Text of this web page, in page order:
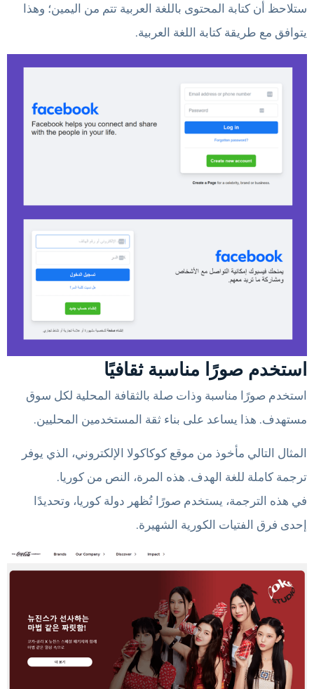
ستلاحظ أن كتابة المحتوى باللغة العربية تتم من اليمين؛ وهذا
يتوافق مع طريقة كتابة اللغة العربية.
استخدم صورًا مناسبة ثقافيًا
استخدم صورًا مناسبة وذات صلة بالثقافة المحلية لكل سوق
مستهدف. هذا يساعد على بناء ثقة المستخدمين المحليين.
المثال التالي مأخوذ من موقع كوكاكولا الإلكتروني، الذي يوفر
ترجمة كاملة للغة الهدف. هذه المرة، النص من كوريا.
في هذه الترجمة، يستخدم صورًا تُظهر دولة كوريا، وتحديدًا
إحدى فرق الفتيات الكورية الشهيرة.